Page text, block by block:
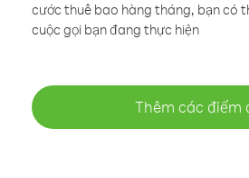
cước thuê bao hàng tháng, bạn có
cuộc gọi bạn đang thực hiện
Thêm các điểm